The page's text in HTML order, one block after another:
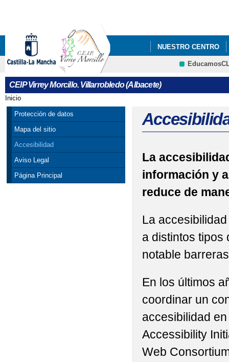
NUESTRO CENTRO
AGENDA 2030
CEIP Virrey Morcillo. Villarrobledo (Albacete)
Se encuentra usted aquí
Inicio
Protección de datos
Mapa del sitio
Accesibilidad
Aviso Legal
Página Principal
La
información y
reduce de
La
a distintos tipos
notable
En los últimos
coordinar un
accesibilidad
Accessibility
Web